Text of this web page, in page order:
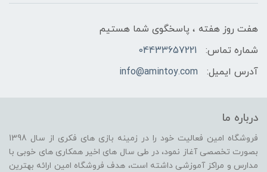
هفت روز هفته ، پاسخگوی شما هستیم
شماره تماس:
04433657221
آدرس ایمیل:
info@amintoy.com
درباره ما
فروشگاه امین فعالیت خود را در زمینه بازی های فکری از سال 1398
بصورت تخصصی آغاز نمود، در طی سال های اخیر همکاری های خوبی با
مدارس و مراکز آموزشی داشته است، هدف فروشگاه امین ارائه بهترین